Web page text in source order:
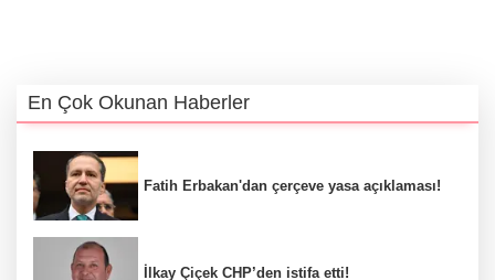
En Çok Okunan Haberler
Fatih Erbakan'dan çerçeve yasa açıklaması!
İlkay Çiçek CHP’den istifa etti!